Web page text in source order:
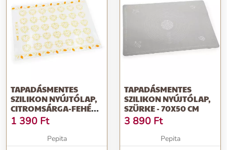
TAPADÁSMENTES
SZILIKON NYÚJTÓLAP,
CITROMSÁRGA-FEHÉR -
40X30 CM
1 390 Ft
Pepita
TAPADÁSMENTES
SZILIKON NYÚJTÓLAP,
SZÜRKE - 70X50 CM
3 890 Ft
Pepita